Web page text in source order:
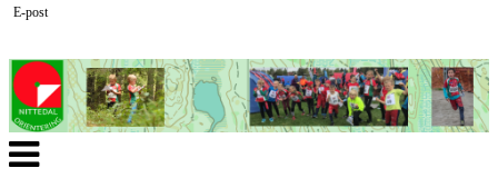
Veksle
navigasjon
E-post